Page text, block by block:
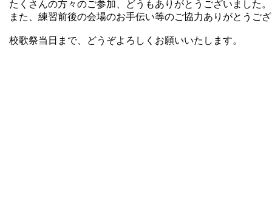
たくさんの方々のご参加、どうもありがとうございました。
また、練習前後の会場のお手伝い等のご協力ありがとうご
校歌祭当日まで、どうぞよろしくお願いいたします。